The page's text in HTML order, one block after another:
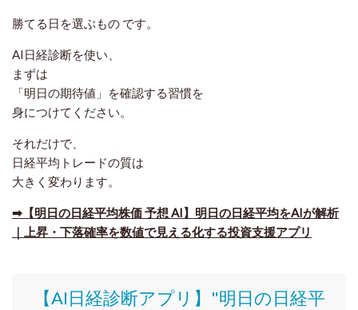
勝てる日を選ぶもの です。
AI日経診断を使い、
まずは
「明日の期待値」を確認する習慣を
身につけてください。
それだけで、
日経平均トレードの質は
大きく変わります。
➡【明日の日経平均株価 予想 AI】明日の日経平均をAIが解析
｜上昇・下落確率を数値で見える化する投資支援アプリ
【AI日経診断アプリ】"明日の日経平